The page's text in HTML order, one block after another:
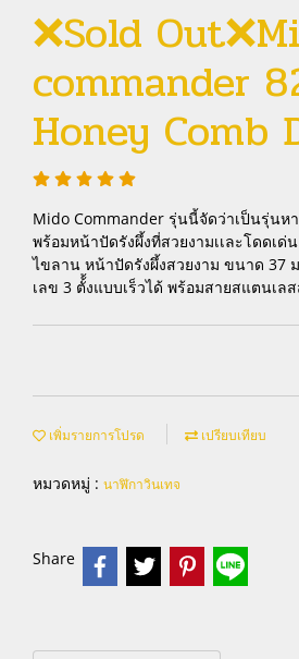
❌Sold
commander
Honey Comb
Mido Commander รุ่นนี้จัดว่าเป็นรุ่นห
พร้อมหน้าปัดรังผึ้งที่สวยงามเเละโดดเ
ไขลาน หน้าปัดรังผึ้งสวยงาม ขนาด 37
เลข 3 ตั้้งแบบเร็วได้ พร้อมสายสแตนเล
เพิ่มรายการโปรด เปรียบเทียบ
หมวดหมู่ : นาฬิกาวินเทจ
Share